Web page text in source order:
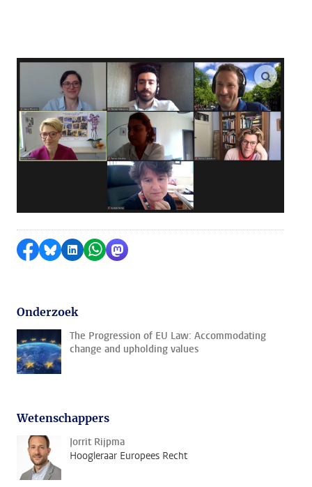
Delen op Facebook
Delen via Bluesky
Delen op LinkedIn
Delen via WhatsApp
Delen via Mastodon
Onderzoek
The Progression of EU Law: Accommodating
change and upholding values
Wetenschappers
Jorrit Rijpma
Hoogleraar Europees Recht